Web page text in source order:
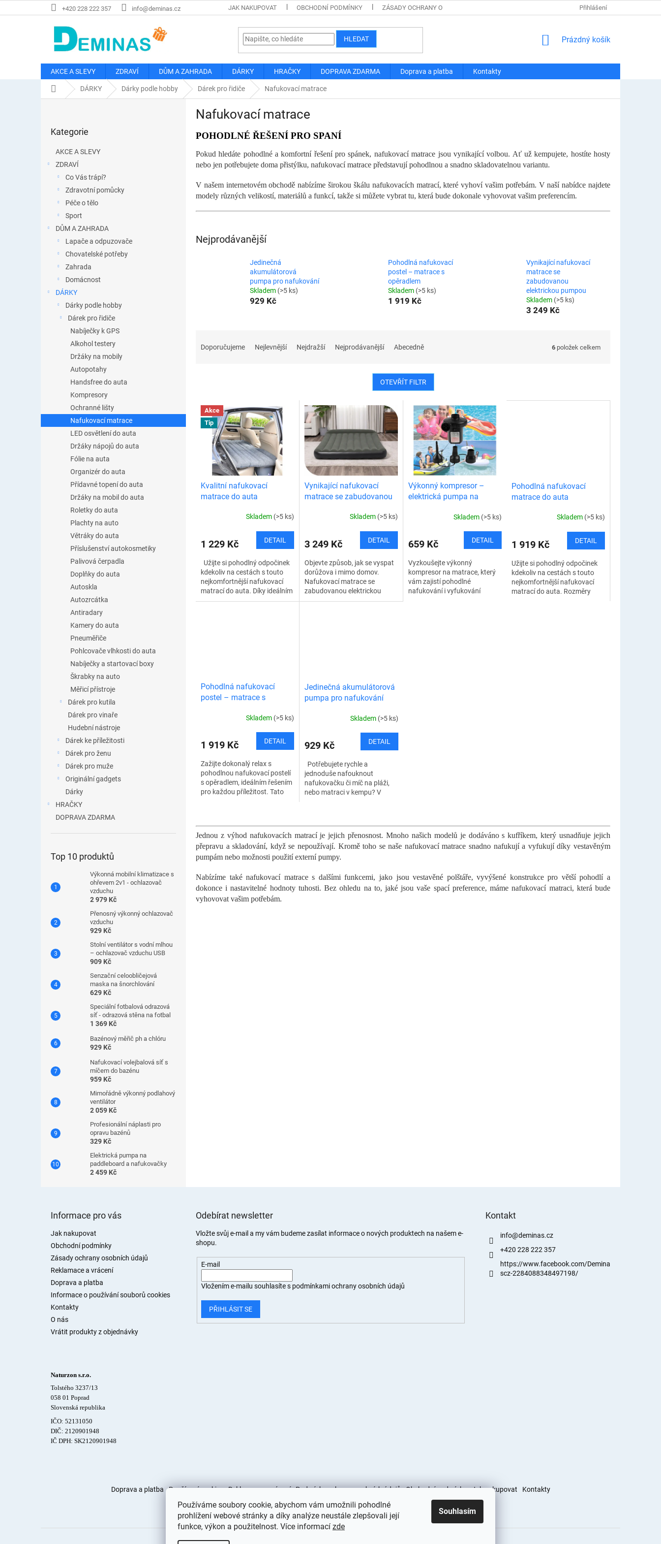
Používáme soubory cookie, abychom vám umožnili pohodlné
prohlížení webové stránky a díky analýze neustále zlepšovali její
funkce, výkon a použitelnost. Více informací zde
Souhlasím
na
+420 228 222 357 info@deminas.cz JAK NAKUPOVAT OBCHODNÍ PODMÍNKY ZÁSADY OCHRANY OSOBNÍCH ÚDAJŮ DOPRAVA A PLATBA
Přihlášení
HLEDAT
NÁKUPNÍ
Prázdný košík
AKCE A SLEVY ZDRAVÍ DŮM A ZAHRADA DÁRKY HRAČKY DOPRAVA ZDARMA Doprava a platba Kontakty
Domů DÁRKY Dárky podle hobby Dárek pro řidiče Nafukovací matrace
kategorie
Kategorie
AKCE A SLEVY
ZDRAVÍ
Co Vás trápí?
Zdravotní pomůcky
Péče o tělo
Sport
DŮM A ZAHRADA
Lapače a odpuzovače
Chovatelské potřeby
Zahrada
Domácnost
DÁRKY
Dárky podle hobby
Dárek pro řidiče
Nabíječky k GPS
Alkohol testery
Držáky na mobily
Autopotahy
Handsfree do auta
Kompresory
Ochranné lišty
Nafukovací matrace
LED osvětlení do auta
Držáky nápojů do auta
Fólie na auta
Organizér do auta
Přídavné topení do auta
Držáky na mobil do auta
Roletky do auta
Plachty na auto
Větráky do auta
Příslušenství autokosmetiky
Palivová čerpadla
Doplňky do auta
Autoskla
Autozrcátka
Antiradary
Kamery do auta
Pneuměřiče
Pohlcovače vlhkosti do auta
Nabíječky a startovací boxy
Škrabky na auto
Měřicí přístroje
Dárek pro kutila
Dárek pro vinaře
Hudební nástroje
Dárek ke příležitosti
Dárek pro ženu
Dárek pro muže
Originální gadgets
Dárky
HRAČKY
DOPRAVA ZDARMA
Top 10 produktů
Výkonná mobilní klimatizace s
ohřevem 2v1 - ochlazovač
vzduchu
2 979 Kč
Přenosný výkonný ochlazovač
vzduchu
929 Kč
Stolní ventilátor s vodní mlhou
– ochlazovač vzduchu USB
909 Kč
Senzační celoobličejová
maska ​​na šnorchlování
629 Kč
Speciální fotbalová odrazová
síť - odrazová stěna na fotbal
1 369 Kč
Bazénový měřič ph a chlóru
929 Kč
Nafukovací volejbalová síť s
míčem do bazénu
959 Kč
Mimořádně výkonný podlahový
ventilátor
2 059 Kč
Profesionální náplasti pro
opravu bazénů
329 Kč
Elektrická pumpa na
paddleboard a nafukovačky
2 459 Kč
Nafukovací matrace
POHODLNÉ ŘEŠENÍ PRO SPANÍ
Pokud hledáte pohodlné a komfortní řešení pro spánek, nafukovací matrace jsou vynikající volbou. Ať už kempujete, hostíte hosty
nebo jen potřebujete doma přistýlku, nafukovací matrace představují pohodlnou a snadno skladovatelnou variantu.
V našem internetovém obchodě nabízíme širokou škálu nafukovacích matrací, které vyhoví vašim potřebám. V naší nabídce najdete
modely různých velikostí, materiálů a funkcí, takže si můžete vybrat tu, která bude dokonale vyhovovat vašim preferencím.
Nejprodávanější
Jedinečná
akumulátorová
pumpa pro nafukování
Skladem (>5 ks)
929 Kč
Pohodlná nafukovací
postel – matrace s
opěradlem
Skladem (>5 ks)
1 919 Kč
Vynikající nafukovací
matrace se
zabudovanou
elektrickou pumpou
Skladem (>5 ks)
3 249 Kč
Doporučujeme Nejlevnější Nejdražší Nejprodávanější Abecedně 6 položek celkem
OTEVŘÍT FILTR
V Akce
Tip
Kvalitní nafukovací
matrace do auta
Skladem (>5 ks)
1 229 Kč DETAIL
Užijte si pohodlný odpočinek
kdekoliv na cestách s touto
nejkomfortnější nafukovací
matrací do auta. Díky ideálním
rozměrům lze matraci
Vynikající nafukovací
matrace se zabudovanou
Skladem (>5 ks)
3 249 Kč DETAIL
Objevte způsob, jak se vyspat
dorůžova i mimo domov.
Nafukovací matrace se
zabudovanou elektrickou
pumpou vám poskytne
Výkonný kompresor –
elektrická pumpa na
Skladem (>5 ks)
659 Kč DETAIL
Vyzkoušejte výkonný
kompresor na matrace, který
vám zajistí pohodlné
nafukování i vyfukování
Pohodlná nafukovací
matrace do auta
Skladem (>5 ks)
1 919 Kč DETAIL
Užijte si pohodlný odpočinek
kdekoliv na cestách s touto
nejkomfortnější nafukovací
matrací do auta. Rozměry
Pohodlná nafukovací
postel – matrace s
Skladem (>5 ks)
1 919 Kč DETAIL
Zažijte dokonalý relax s
pohodlnou nafukovací postelí
s opěradlem, ideálním řešením
pro každou příležitost. Tato
Jedinečná akumulátorová
pumpa pro nafukování
Skladem (>5 ks)
929 Kč DETAIL
Potřebujete rychle a
jednoduše nafouknout
nafukovačku či míč na pláži,
nebo matraci v kempu? V
v
l
á
í
p
Jednou z výhod nafukovacích matrací je jejich přenosnost. Mnoho našich modelů je dodáváno s kufříkem, který usnadňuje jejich
přepravu a skladování, když se nepoužívají. Kromě toho se naše nafukovací matrace snadno nafukují a vyfukují díky vestavěným
pumpám nebo možnosti použití externí pumpy.
Nabízíme také nafukovací matrace s dalšími funkcemi, jako jsou vestavěné polštáře, vyvýšené konstrukce pro větší pohodlí a
dokonce i nastavitelné hodnoty tuhosti. Bez ohledu na to, jaké jsou vaše spací preference, máme nafukovací matraci, která bude
vyhovovat vašim potřebám.
Informace pro vás
Jak nakupovat
Obchodní podmínky
Zásady ochrany osobních údajů
Reklamace a vrácení
Doprava a platba
Informace o používání souborů cookies
Kontakty
O nás
Vrátit produkty z objednávky
Odebírat newsletter
Vložte svůj e-mail a my vám budeme zasílat informace o nových produktech na našem e-
shopu.
E-mail
Vložením e-mailu souhlasíte s podmínkami ochrany osobních údajů
PŘIHLÁSIT SE
Kontakt
info@deminas.cz
+420 228 222 357
https://www.facebook.com/Demina
scz-2284088348497198/
Naturzon s.r.o.
Tolstého 3237/13
058 01 Poprad
Slovenská republika
IČO: 52131050
DIČ: 2120901948
IČ DPH: SK2120901948
Doprava a platba Používaní cookies Reklamace a vrácení Podmínky ochrany osobních údajů Obchodní podmínky Jak nakupovat Kontakty
Obchodní podmínky Doprava a platba